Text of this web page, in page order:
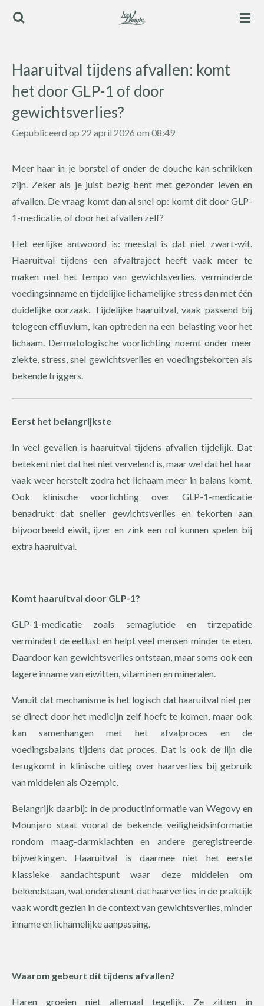
Ga
deHaaruitval tijdens afvallen: komt
het door GLP-1 of door
gewichtsverlies?
Gepubliceerd op 22 april 2026 om 08:49
Meer haar in je borstel of onder de douche kan schrikken
zijn. Zeker als je juist bezig bent met gezonder leven en
afvallen. De vraag komt dan al snel op: komt dit door GLP-
1-medicatie, of door het afvallen zelf?
Het eerlijke antwoord is: meestal is dat niet zwart-wit.
Haaruitval tijdens een afvaltraject heeft vaak meer te
maken met het tempo van gewichtsverlies, verminderde
voedingsinname en tijdelijke lichamelijke stress dan met één
duidelijke oorzaak. Tijdelijke haaruitval, vaak passend bij
telogeen effluvium, kan optreden na een belasting voor het
lichaam. Dermatologische voorlichting noemt onder meer
ziekte, stress, snel gewichtsverlies en voedingstekorten als
bekende triggers.
Eerst het belangrijkste
In veel gevallen is haaruitval tijdens afvallen tijdelijk. Dat
betekent niet dat het niet vervelend is, maar wel dat het haar
vaak weer herstelt zodra het lichaam meer in balans komt.
Ook klinische voorlichting over GLP-1-medicatie
benadrukt dat sneller gewichtsverlies en tekorten aan
bijvoorbeeld eiwit, ijzer en zink een rol kunnen spelen bij
extra haaruitval.
Komt haaruitval door GLP-1?
GLP-1-medicatie zoals semaglutide en tirzepatide
vermindert de eetlust en helpt veel mensen minder te eten.
Daardoor kan gewichtsverlies ontstaan, maar soms ook een
lagere inname van eiwitten, vitaminen en mineralen.
Vanuit dat mechanisme is het logisch dat haaruitval niet per
se direct door het medicijn zelf hoeft te komen, maar ook
kan samenhangen met het afvalproces en de
voedingsbalans tijdens dat proces. Dat is ook de lijn die
terugkomt in klinische uitleg over haarverlies bij gebruik
van middelen als Ozempic.
Belangrijk daarbij: in de productinformatie van Wegovy en
Mounjaro staat vooral de bekende veiligheidsinformatie
rondom maag-darmklachten en andere geregistreerde
bijwerkingen. Haaruitval is daarmee niet het eerste
klassieke aandachtspunt waar deze middelen om
bekendstaan, wat ondersteunt dat haarverlies in de praktijk
vaak wordt gezien in de context van gewichtsverlies, minder
inname en lichamelijke aanpassing.
Waarom gebeurt dit tijdens afvallen?
Haren groeien niet allemaal tegelijk. Ze zitten in